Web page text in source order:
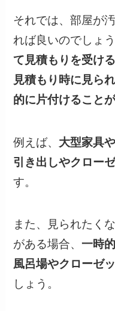
それでは、部屋が
れば良いのでしょ
て見積もりを受け
見積もり時に見ら
的に片付けること
例えば、 大型家具
引き出しやクロー
す。
また、見られたく
がある場合、一時
風呂場やクローゼ
しょう。